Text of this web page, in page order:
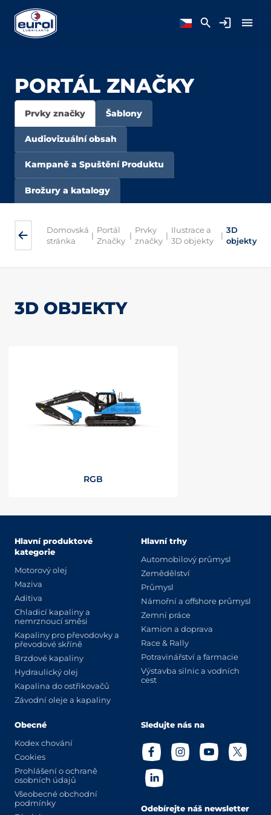
PORTÁL ZNAČKY
Prvky značky Šablony
Audiovizuální obsah
Kampaně a Spuštění Produktu
Brožury a katalogy
Domovská
stránka
|
Portál
Značky
|
Prvky
značky
|
Ilustrace a
3D objekty
|
3D
objekty
3D OBJEKTY
RGB
Hlavní produktové
kategorie
Motorový olej
Maziva
Aditiva
Chladicí kapaliny a
nemrznoucí směsi
Kapaliny pro převodovky a
převodové skříně
Brzdové kapaliny
Hydraulický olej
Kapalina do ostřikovačů
Závodní oleje a kapaliny
Hlavní trhy
Automobilový průmysl
Zemědělství
Průmysl
Námořní a offshore průmysl
Zemní práce
Kamion a doprava
Race & Rally
Potravinářství a farmacie
Výstavba silnic a vodních
cest
Obecné
Kodex chování
Cookies
Prohlášení o ochraně
osobních údajů
Všeobecné obchodní
podmínky
Sledujte nás na
Odebírejte náš newsletter